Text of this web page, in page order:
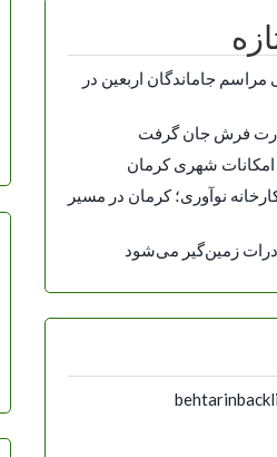
جاماندگان اربعین در
فرش جان گرفت
شهری کرمان
نوآوری؛ کرمان در مسیر
زمین‌گیر می‌شود